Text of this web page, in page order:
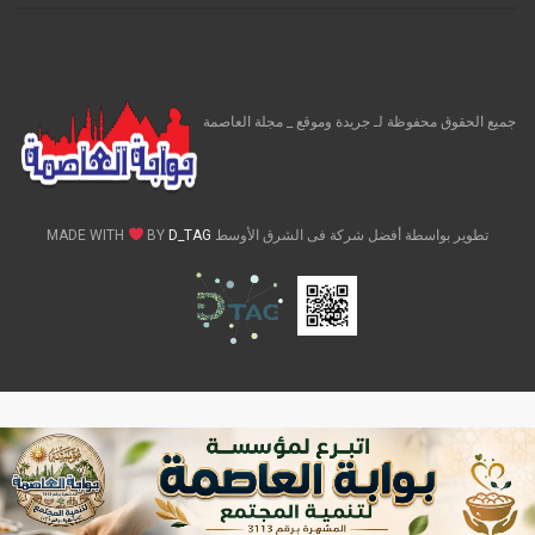
جميع الحقوق محفوظة لـ جريدة وموقع _ مجلة العاصمة
تطوير بواسطة أفضل شركة فى الشرق الأوسط MADE WITH BY D_TAG